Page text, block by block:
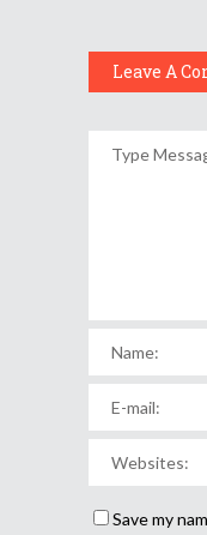
Leave A
Save my